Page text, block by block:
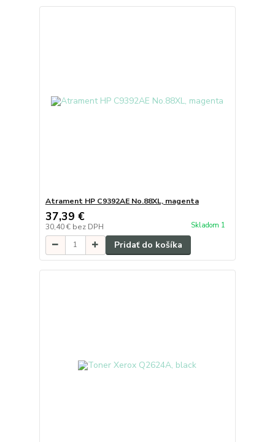
Atrament HP C9392AE No.88XL, magenta
37,39 €
30,40 € bez DPH Skladom 1
Pridať do košíka